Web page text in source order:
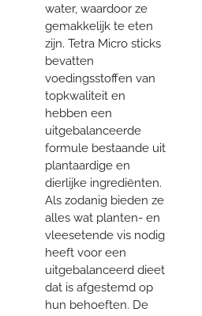
water, waardoor ze
gemakkelijk te eten
zijn. Tetra Micro sticks
bevatten
voedingsstoffen van
topkwaliteit en
hebben een
uitgebalanceerde
formule bestaande uit
plantaardige en
dierlijke ingrediënten.
Als zodanig bieden ze
alles wat planten- en
vleesetende vis nodig
heeft voor een
uitgebalanceerd dieet
dat is afgestemd op
hun behoeften. De